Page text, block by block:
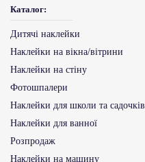
Каталог:
Дитячі наклейки
Наклейки на вікна/вітрини
Наклейки на стіну
Фотошпалери
Наклейки для школи та садочків
Наклейки для ванної
Розпродаж
Наклейки на машину